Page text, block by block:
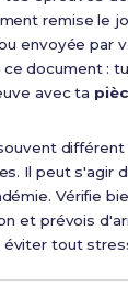
remise le
envoyée par
document :
avec ta
différent
Il peut s'agir
Vérifie
et prévois
éviter tout